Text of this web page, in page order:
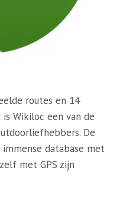
routes en 14
Wikiloc een van de
De
database met
met GPS zijn